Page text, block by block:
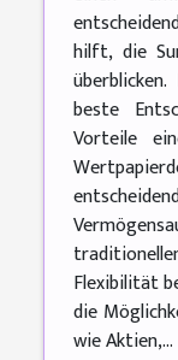
hilft, die
beste
Vorteile
Flexibilität
die
wie Aktien,...